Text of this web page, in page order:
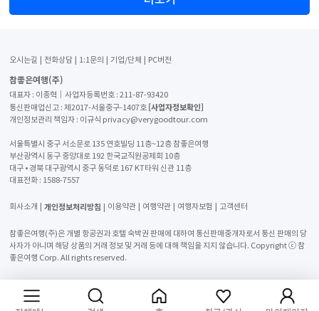
오시는길 전화상담 1:1문의 기업/단체 PC버전
참좋은여행(주)
대표자 : 이종혁│사업자등록번호 : 211-87-93420
통신판매업신고 : 제2017-서울중구-1407호 [사업자정보확인]
개인정보관리 책임자 : 이규식 privacy@verygoodtour.com
서울특별시 중구 서소문로 135 연호빌딩 11층~12층 참좋은여행
부산광역시 동구 중앙대로 192 한국교직원공제회 10층
대구 • 경북 대구광역시 중구 동덕로 167 KT타워 신관 11층
대표전화 : 1588-7557
회사소개 개인정보처리방침 이용약관 여행약관 여행자보험 고객센터
참좋은여행(주)은 개별 항공권과 호텔 숙박권 판매에 대하여 통신판매중개자로서 통신 판매의 당
사자가 아니며 해당 상품의 거래 정보 및 거래 등에 대해 책임을 지지 않습니다. Copyright ⓒ 참
좋은여행 Corp. All rights reserved.